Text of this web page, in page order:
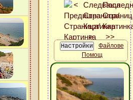
Файлове
Помощ